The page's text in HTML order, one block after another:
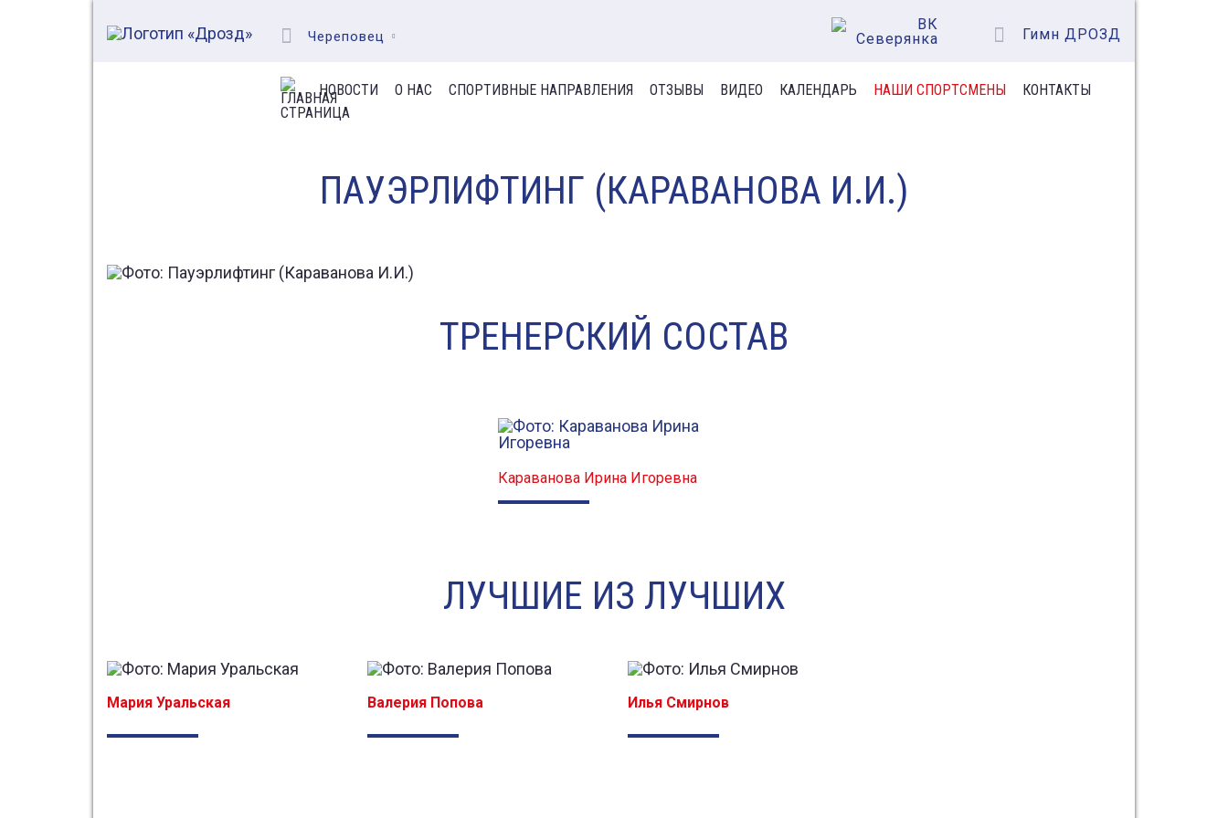
Череповец Гимн ДРОЗД
НОВОСТИ О НАС СПОРТИВНЫЕ НАПРАВЛЕНИЯ ОТЗЫВЫ ВИДЕО КАЛЕНДАРЬ НАШИ СПОРТСМЕНЫ КОНТАКТЫ
ПАУЭРЛИФТИНГ (КАРАВАНОВА И.И.)
ТРЕНЕРСКИЙ СОСТАВ
Караванова Ирина Игоревна
ЛУЧШИЕ ИЗ ЛУЧШИХ
Мария Уральская Валерия Попова Илья Смирнов